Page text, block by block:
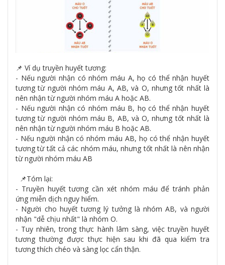
📌 Ví dụ truyền huyết tương:
- Nếu người nhận có nhóm máu A, họ có thể nhận huyết
tương từ người nhóm máu A, AB, và O, nhưng tốt nhất là
nên nhận từ người nhóm máu A hoặc AB.
- Nếu người nhận có nhóm máu B, họ có thể nhận huyết
tương từ người nhóm máu B, AB, và O, nhưng tốt nhất là
nên nhận từ người nhóm máu B hoặc AB.
- Nếu người nhận có nhóm máu AB, họ có thể nhận huyết
tương từ tất cả các nhóm máu, nhưng tốt nhất là nên nhận
từ người nhóm máu AB
📌Tóm lại:
- Truyền huyết tương cần xét nhóm máu để tránh phản
ứng miễn dịch nguy hiểm.
- Người cho huyết tương lý tưởng là nhóm AB, và người
nhận "dễ chịu nhất" là nhóm O.
- Tuy nhiên, trong thực hành lâm sàng, việc truyền huyết
tương thường được thực hiện sau khi đã qua kiểm tra
tương thích chéo và sàng lọc cẩn thận.